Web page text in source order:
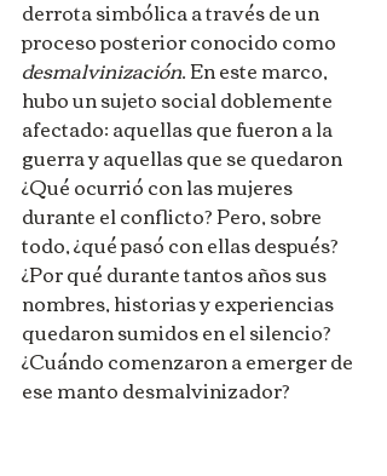
derrota simbólica a través de un
proceso posterior conocido como
desmalvinización. En este marco,
hubo un sujeto social doblemente
afectado: aquellas que fueron a la
guerra y aquellas que se quedaron
¿Qué ocurrió con las mujeres
durante el conflicto? Pero, sobre
todo, ¿qué pasó con ellas después?
¿Por qué durante tantos años sus
nombres, historias y experiencias
quedaron sumidos en el silencio?
¿Cuándo comenzaron a emerger de
ese manto desmalvinizador?